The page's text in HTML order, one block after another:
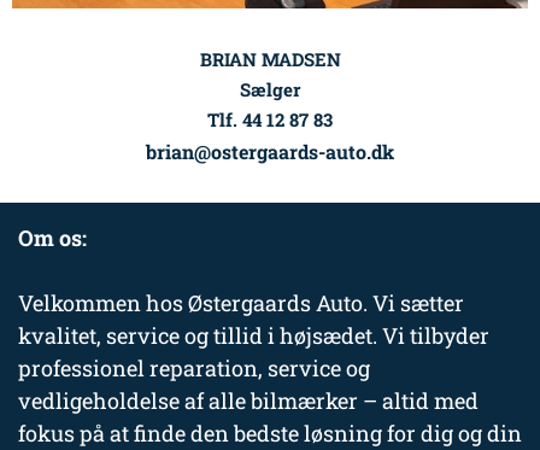
BRIAN MADSEN
Sælger
Tlf. 44 12 87 83
brian@ostergaards-auto.dk
Om os:
Velkommen hos Østergaards Auto. Vi sætter
kvalitet, service og tillid i højsædet. Vi tilbyder
professionel reparation, service og
vedligeholdelse af alle bilmærker – altid med
fokus på at finde den bedste løsning for dig og din